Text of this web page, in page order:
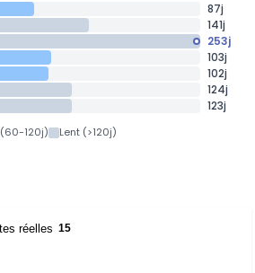
87j
141j
253j
103j
102j
124j
123j
120j) Lent (>120j)
réelles 15